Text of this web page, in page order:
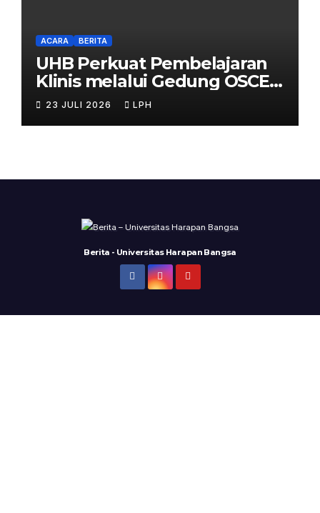
ACARA BERITA
UHB Perkuat Pembelajaran
Klinis melalui Gedung OSCE
Terpadu
23 JULI 2026 LPH
Berita - Universitas Harapan Bangsa